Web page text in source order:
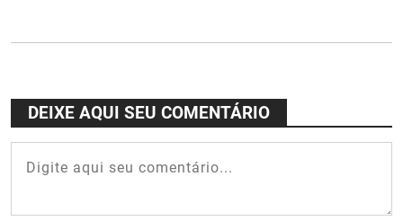
Veloso no
criação"
DEIXE AQUI SEU COMENTÁRIO